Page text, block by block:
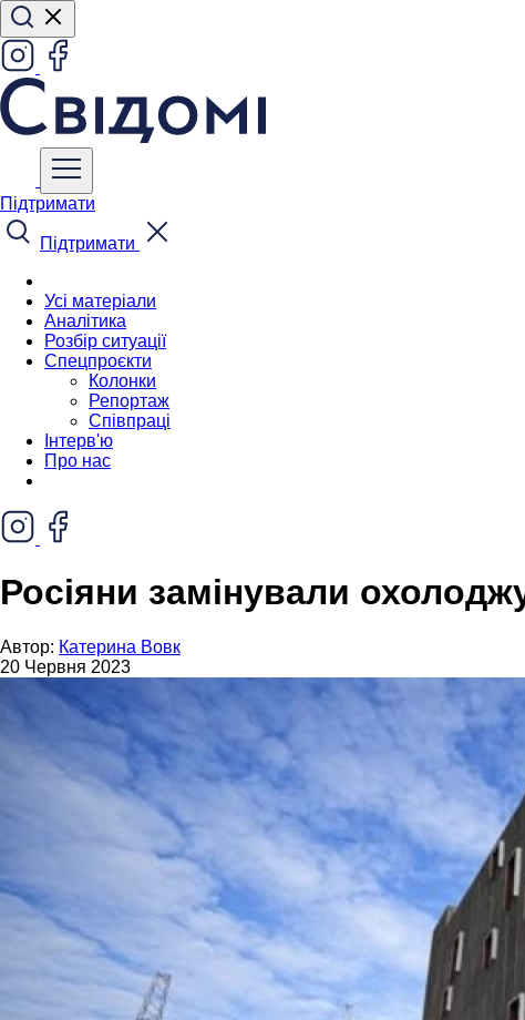
Підтримати
Підтримати
Усі матеріали
Аналітика
Розбір ситуації
Спецпроєкти
Колонки
Репортаж
Співпраці
Інтерв'ю
Про нас
Росіяни замінували
Автор: Катерина Вовк
20 Червня 2023